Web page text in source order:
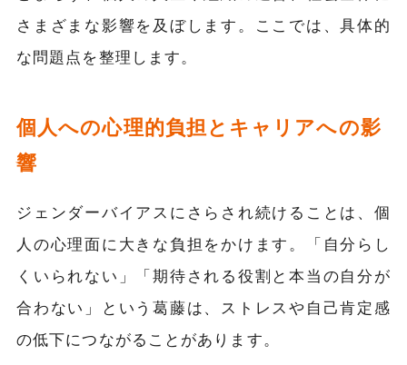
さまざまな影響を及ぼします。ここでは、具体的
な問題点を整理します。
個人への心理的負担とキャリアへの影
響
ジェンダーバイアスにさらされ続けることは、個
人の心理面に大きな負担をかけます。「自分らし
くいられない」「期待される役割と本当の自分が
合わない」という葛藤は、ストレスや自己肯定感
の低下につながることがあります。